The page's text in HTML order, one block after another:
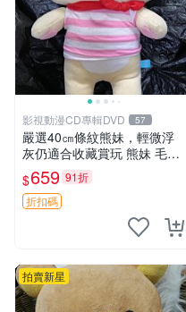
影視動漫CD專輯DVD 57
嚴選40㎝條紋熊妹，輕微浮
灰仍適合收藏賞玩 熊妹 毛絨
玩具 浮雕熊
$659 91折
折扣碼
拍賣新星